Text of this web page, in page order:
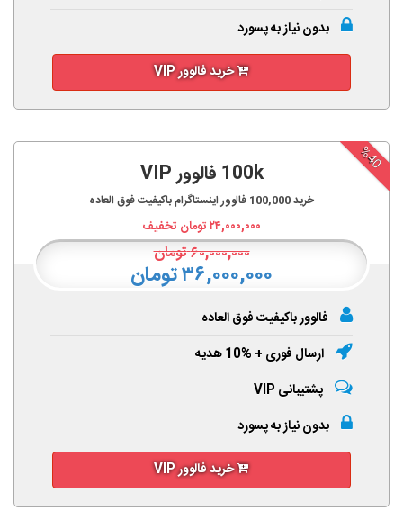
بدون نیاز به پسورد
خرید فالوور VIP
%40
100k فالوور VIP
خرید100,000 فالوور اینستاگرام باکیفیت فوق العاده
۲۴,۰۰۰,۰۰۰تومان تخفیف
۶۰,۰۰۰,۰۰۰تومان
۳۶,۰۰۰,۰۰۰ تومان
فالوور باکیفیت فوق العاده
ارسال فوری + %10 هدیه
پشتیبانی VIP
بدون نیاز به پسورد
خرید فالوور VIP